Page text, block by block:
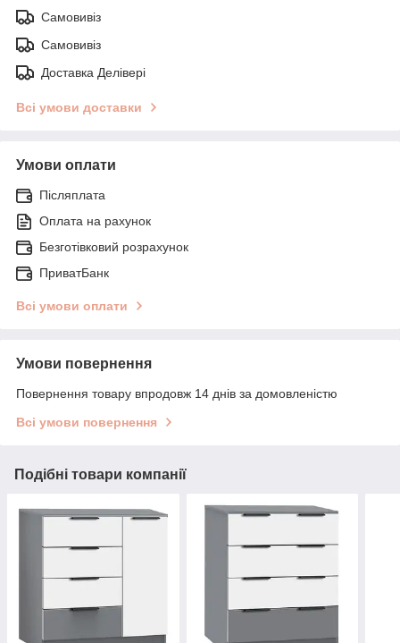
Самовивіз
Самовивіз
Доставка Делівері
Всі умови доставки
Умови оплати
Післяплата
Оплата на рахунок
Безготівковий розрахунок
ПриватБанк
Всі умови оплати
Умови повернення
Повернення товару впродовж 14 днів за домовленістю
Всі умови повернення
Подібні товари компанії